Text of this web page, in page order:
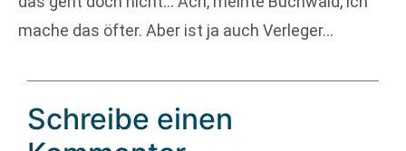
mache das öfter. Aber ist ja auch Verleger…
Schreibe einen